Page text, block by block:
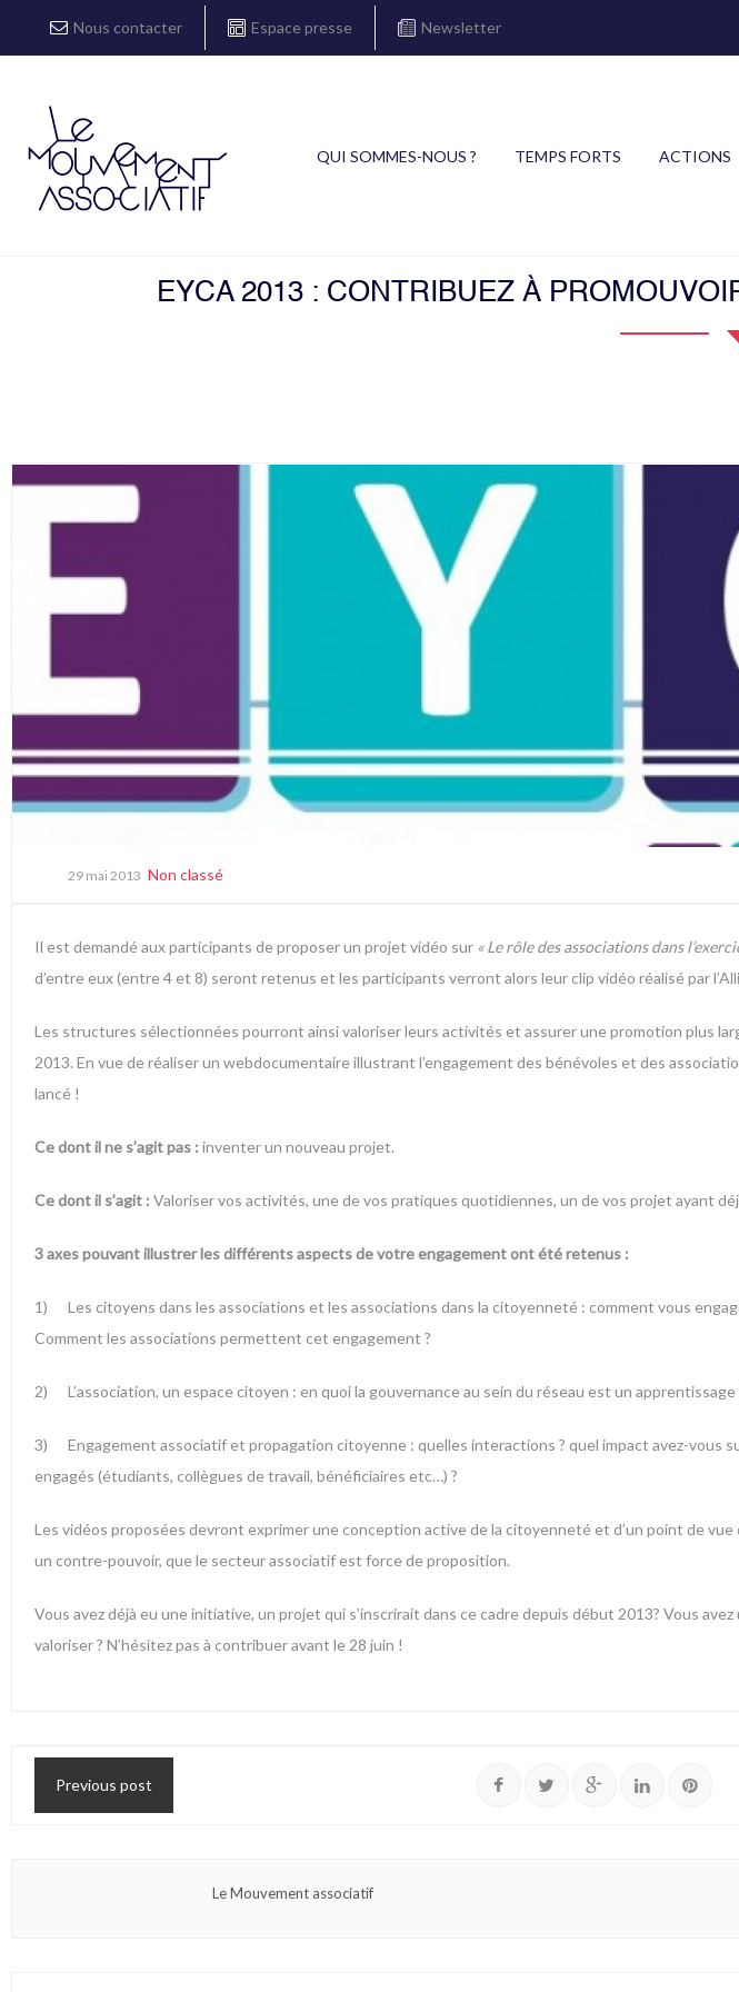
Nous contacter Espace presse Newsletter
QUI SOMMES-NOUS ? TEMPS FORTS ACTIONS
EYCA 2013 : CONTRIBUEZ À
29 mai 2013 Non classé
Il est demandé aux participants de proposer un projet vidéo sur « Le rôle des associations dans
d’entre eux (entre 4 et 8) seront retenus et les participants verront alors leur clip vidéo réalisé par
Les structures sélectionnées pourront ainsi valoriser leurs activités et assurer une promotion plus
2013. En vue de réaliser un webdocumentaire illustrant l’engagement des bénévoles et des
lancé !
Ce dont il ne s’agit pas : inventer un nouveau projet.
Ce dont il s’agit : Valoriser vos activités, une de vos pratiques quotidiennes, un de vos projet ayant
3 axes pouvant illustrer les différents aspects de votre engagement ont été retenus :
1) Les citoyens dans les associations et les associations dans la citoyenneté : comment vous
Comment les associations permettent cet engagement ?
2) L’association, un espace citoyen : en quoi la gouvernance au sein du réseau est un
3) Engagement associatif et propagation citoyenne : quelles interactions ? quel impact avez-vous
engagés (étudiants, collègues de travail, bénéficiaires etc…) ?
Les vidéos proposées devront exprimer une conception active de la citoyenneté et d’un point de
un contre-pouvoir, que le secteur associatif est force de proposition.
Vous avez déjà eu une initiative, un projet qui s’inscrirait dans ce cadre depuis début 2013? Vous
valoriser ? N’hésitez pas à contribuer avant le 28 juin !
Previous post
Le Mouvement associatif